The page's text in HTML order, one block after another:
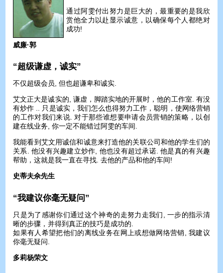
通过阿雯付出努力是巨大的，最重要的是我欣
赏他全力以赴显示诚意，以确保每个人都绝对
成功!
威廉·郭
“超级谦虚，诚实”
不仅超级会员, 但也超谦卑和诚实.
艾文正大是诚实的, 谦虚，脚踏实地的开展时，他的工作室. 有没
有炒作 .. 只是诚实，我们怎么也得努力工作，聪明，使网络营销
的工作对我们来说. 对于那些谁想要申请会员营销的策略，以创
建在线业务, 你一定不能错过阿雯的车间.
我能看到艾文用诚信和诚意来打造他的关联公司和他的学生们的
关系. 他没有兴趣建立炒作, 他也没有超过承诺. 他是真的有兴趣
帮助，这就是我一直在寻找. 去他的产品和他的车间!
史蒂夫佘先生
“我建议你​​毫无疑问”
只是为了感谢你们通过这个神奇的走努力走我们, 一步的指示清
晰的步骤，并得到真正的技巧是成功的.
如果有人希望把他们的离线业务在网上或想做网络营销, 我建议
你​​毫无疑问.
多莉杨荣文